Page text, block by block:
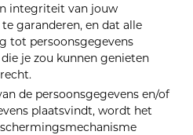
integriteit van jouw
garanderen, en dat alle
tot persoonsgegevens
je zou kunnen genieten
de persoonsgegevens en/of
plaatsvindt, wordt het